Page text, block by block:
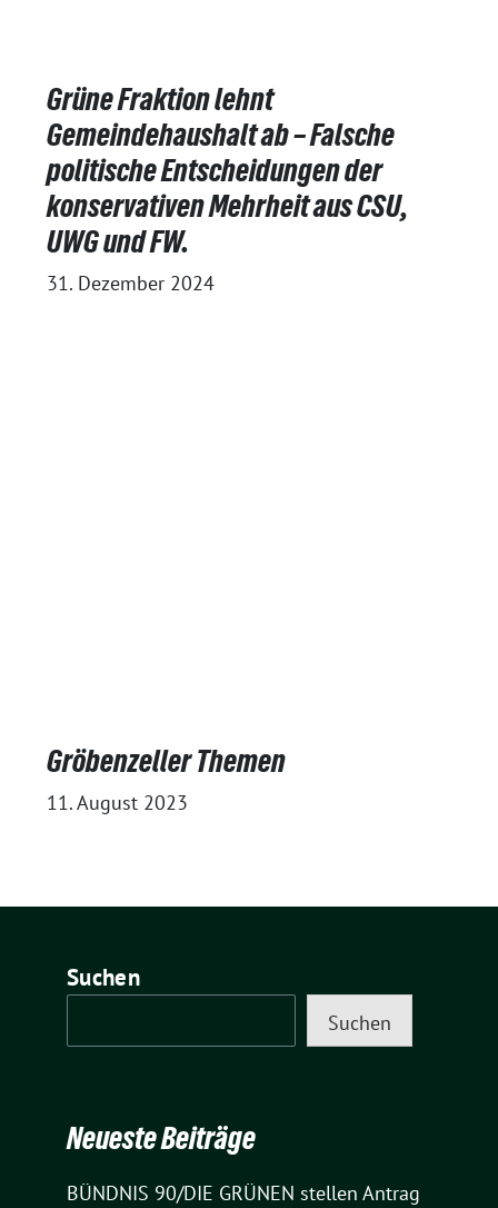
Grüne Fraktion lehnt
Gemeindehaushalt ab – Falsche
politische Entscheidungen der
konservativen Mehrheit aus CSU,
UWG und FW.
31. Dezember 2024
Gröbenzeller Themen
11. August 2023
Suchen
Suchen
Neueste Beiträge
BÜNDNIS 90/DIE GRÜNEN stellen Antrag